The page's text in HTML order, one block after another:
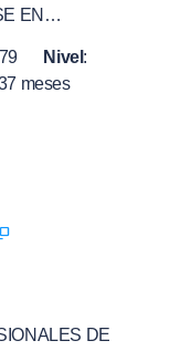
EN…
Nivel :
meses
DE